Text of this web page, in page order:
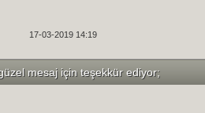
17-03-2019 14:19
mesaj için teşekkür ediyor;